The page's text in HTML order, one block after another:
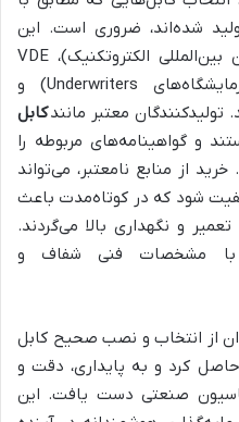
شده‌اند، ضروری است. این
استانداردها شامل IEC (کمیسیون بین‌المللی الکتروتکنیک)، VDE
(استانداردهای آلمانی)، UL (آزمایشگاه‌های Underwriters) و
معتبر مانندکابل
و گواهینامه‌های مربوطه را
از منابع نامعتبر، می‌تواند
شود که در کوتاه‌مدت باعث
و نگهداری بالا می‌گردند.
با مشخصات فنی شفاف و
از انتخاب و نصب صحیح کابل
حاصل کرد و به پایداری، دقت و
صنعتی دست یافت. این